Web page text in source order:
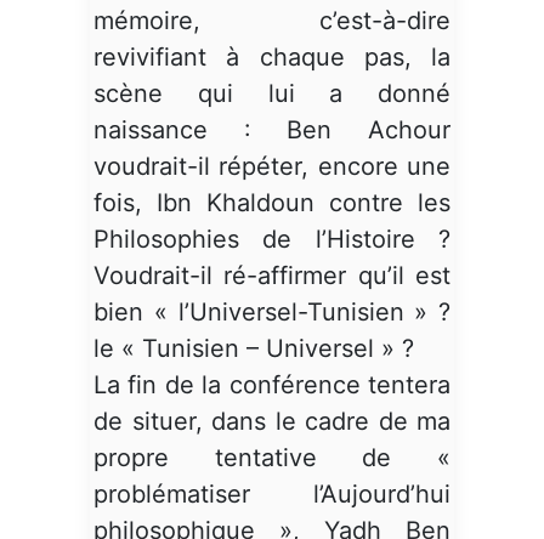
mémoire, c’est-à-dire
revivifiant à chaque pas, la
scène qui lui a donné
naissance : Ben Achour
voudrait-il répéter, encore une
fois, Ibn Khaldoun contre les
Philosophies de l’Histoire ?
Voudrait-il ré-affirmer qu’il est
bien « l’Universel-Tunisien » ?
le « Tunisien – Universel » ?
La fin de la conférence tentera
de situer, dans le cadre de ma
propre tentative de «
problématiser l’Aujourd’hui
philosophique », Yadh Ben